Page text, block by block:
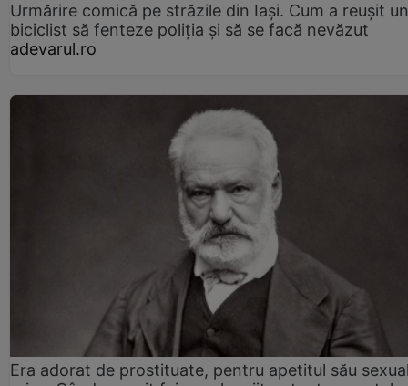
Urmărire comică pe străzile din Iași. Cum a reușit un
biciclist să fenteze poliția și să se facă nevăzut
adevarul.ro
Era adorat de prostituate, pentru apetitul său